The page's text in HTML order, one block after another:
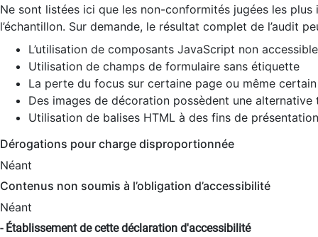
Ne sont listées ici que les non-conformités jugées les
l’échantillon. Sur demande, le résultat complet de l’audit
L’utilisation de composants JavaScript non
Utilisation de champs de formulaire sans étiquette
La perte du focus sur certaine page ou même
Des images de décoration possèdent une alternative
Utilisation de balises HTML à des fins de
Dérogations pour charge disproportionnée
Néant
Contenus non soumis à l’obligation d’accessibilité
Néant
- Établissement de cette déclaration d'accessibilité